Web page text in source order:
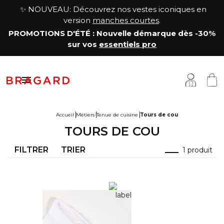
✨ NOUVEAU: Découvrez nos vestes iconiques en
version manches courtes.
PROMOTIONS D'ÉTÉ : Nouvelle démarque dès -30%
sur vos essentiels pro

& Jupes
cuisine
boucher, charcutier, traiteur
service & hôtellerie
médicale
histoire
& Collaborations
Accueil Métiers Tenue de cuisine Tours de cou
TOURS DE COU
FILTRER TRIER 1 produit